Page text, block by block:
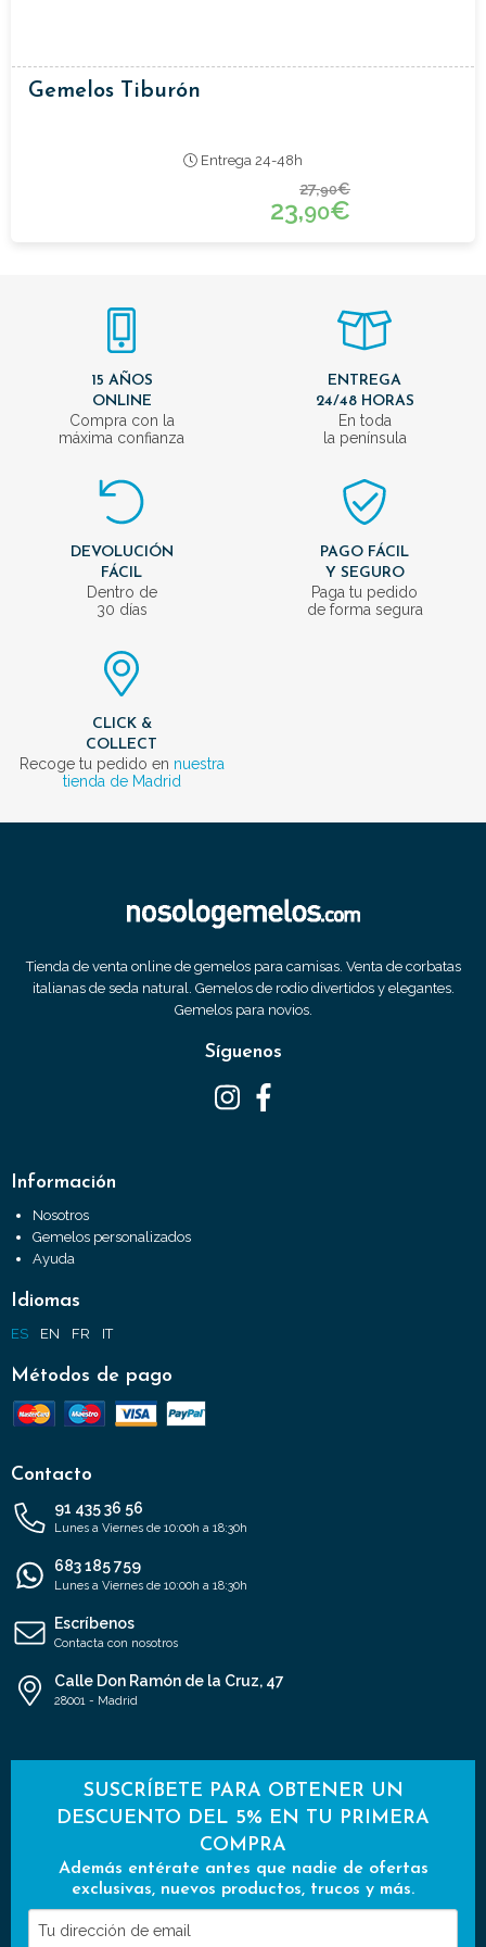
Gemelos Tiburón
Entrega 24-48h
27,90€
23,90€
15 AÑOS
ONLINE
Compra con la
máxima confianza
ENTREGA
24/48 HORAS
En toda
la península
DEVOLUCIÓN
FÁCIL
Dentro de
30 días
PAGO FÁCIL
Y SEGURO
Paga tu pedido
de forma segura
CLICK &
COLLECT
Recoge tu pedido en nuestra
tienda de Madrid
Tienda de venta online de gemelos para camisas. Venta de corbatas
italianas de seda natural. Gemelos de rodio divertidos y elegantes.
Gemelos para novios.
Síguenos
Información
Nosotros
Gemelos personalizados
Ayuda
Idiomas
ES EN FR IT
Métodos de pago
Contacto
91 435 36 56
Lunes a Viernes de 10:00h a 18:30h
683 185 759
Lunes a Viernes de 10:00h a 18:30h
Escríbenos
Contacta con nosotros
Calle Don Ramón de la Cruz, 47
28001 - Madrid
SUSCRÍBETE PARA OBTENER UN
DESCUENTO DEL 5% EN TU PRIMERA
COMPRA
Además entérate antes que nadie de ofertas
exclusivas, nuevos productos, trucos y más.
Tu